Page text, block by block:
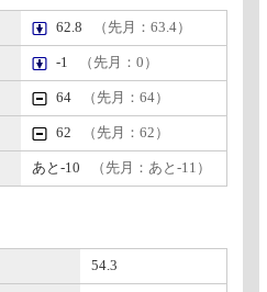
62.8 （先月：63.4）
-1 （先月：0）
64 （先月：64）
62 （先月：62）
あと-10 （先月：あと-11）
54.3